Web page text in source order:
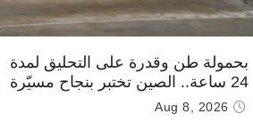
بحمولة طن وقدرة على التحليق لمدة
24 ساعة.. الصين تختبر بنجاح مسيّرة
“TP200”
Aug 8, 2026